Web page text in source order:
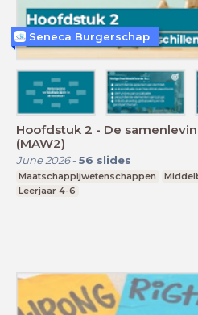
Hoofdstuk 2 - De
(MAW2)
June 2026- 56 slides
Maatschappijwetenschappen
Leerjaar 4-6
Seneca Burgerschap